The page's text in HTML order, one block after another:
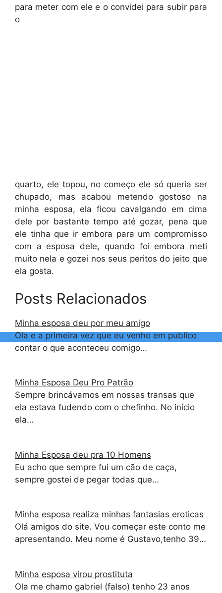
para meter com ele e o convidei para subir para
o
quarto, ele topou, no começo ele só queria ser
chupado, mas acabou metendo gostoso na
minha esposa, ela ficou cavalgando em cima
dele por bastante tempo até gozar, pena que
ele tinha que ir embora para um compromisso
com a esposa dele, quando foi embora meti
muito nela e gozei nos seus peritos do jeito que
ela gosta.
Posts Relacionados
Minha esposa deu por meu amigo
Ola e a primeira vez que eu venho em publico
contar o que aconteceu comigo…
Minha Esposa Deu Pro Patrão
Sempre brincávamos em nossas transas que
ela estava fudendo com o chefinho. No início
ela…
Minha Esposa deu pra 10 Homens
Eu acho que sempre fui um cão de caça,
sempre gostei de pegar todas que…
Minha esposa realiza minhas fantasias eroticas
Olá amigos do site. Vou começar este conto me
apresentando. Meu nome é Gustavo,tenho 39…
Minha esposa virou prostituta
Ola me chamo gabriel (falso) tenho 23 anos